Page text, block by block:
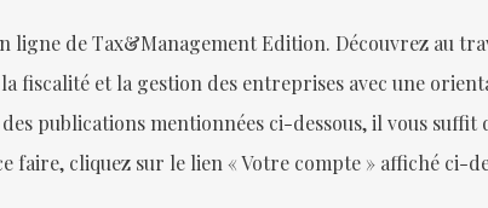
ligne de Tax&Management Edition. Découvrez au
fiscalité et la gestion des entreprises avec une
publications mentionnées ci-dessous, il vous
faire, cliquez sur le lien « Votre compte » affiché ci-